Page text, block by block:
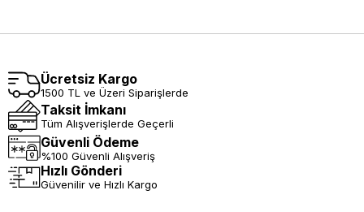
Ücretsiz Kargo
1500 TL ve Üzeri Siparişlerde
Taksit İmkanı
Tüm Alışverişlerde Geçerli
Güvenli Ödeme
%100 Güvenli Alışveriş
Hızlı Gönderi
Güvenilir ve Hızlı Kargo